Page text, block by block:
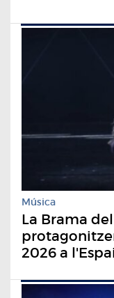
Música
La Brama
2026 a